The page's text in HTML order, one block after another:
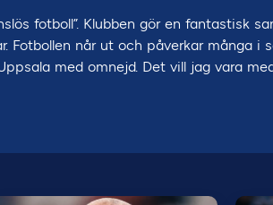
fotboll”. Klubben gör en fantastisk
Fotbollen når ut och påverkar många i
med omnejd. Det vill jag vara